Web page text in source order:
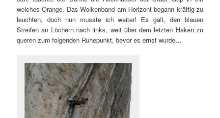
weiches Orange. Das Wolkenband am Horizont begann kräftig zu
leuchten, doch nun musste ich weiter! Es galt, den blauen
Streifen an Löchern nach links, weit über dem letzten Haken zu
queren zum folgenden Ruhepunkt, bevor es ernst wurde…